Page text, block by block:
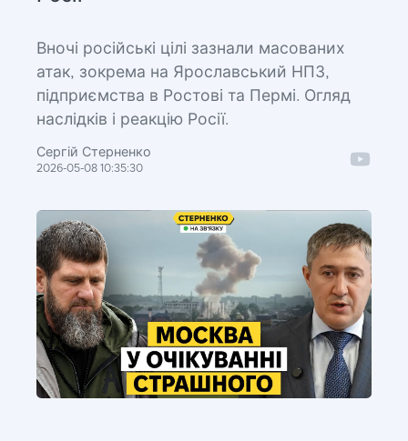
Вночі російські цілі зазнали масованих
атак, зокрема на Ярославський НПЗ,
підприємства в Ростові та Пермі. Огляд
наслідків і реакцію Росії.
Сергій Стерненко
2026-05-08 10:35:30